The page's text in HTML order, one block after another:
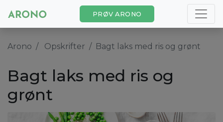
PRØV ARONO
Arono Opskrifter Bagt laks med ris og grønt
Bagt laks med ris og
grønt